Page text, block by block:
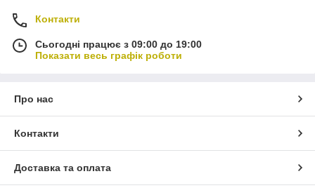
Контакти
Сьогодні працює з 09:00 до 19:00
Показати весь графік роботи
Про нас
Контакти
Доставка та оплата